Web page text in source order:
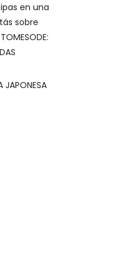
en una
sobre
TOMESODE:
JAPONESA